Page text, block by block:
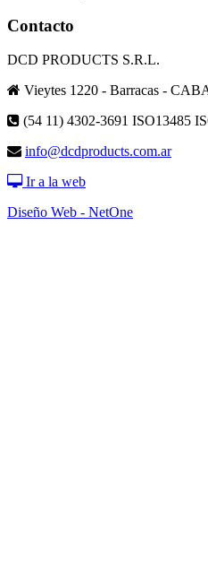
Contacto
DCD PRODUCTS S.R.L.
Vieytes 1220 - Barracas -
(54 11) 4302-3691 ISO13485
info@dcdproducts.com.ar
Ir a la web
Diseño Web - NetOne